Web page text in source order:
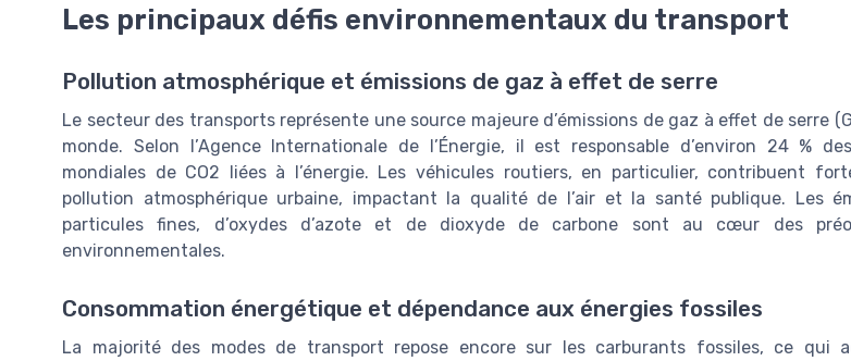
Les principaux défis environnementaux du transport
Pollution atmosphérique et émissions de gaz à effet de serre
Le secteur des transports représente une source majeure d’émissions de gaz à effet de serre
monde. Selon l’Agence Internationale de l’Énergie, il est responsable d’environ 24 %
mondiales de CO2 liées à l’énergie. Les véhicules routiers, en particulier, contribuent
pollution atmosphérique urbaine, impactant la qualité de l’air et la santé publique. Les
particules fines, d’oxydes d’azote et de dioxyde de carbone sont au cœur des
environnementales.
Consommation énergétique et dépendance aux énergies fossiles
La majorité des modes de transport repose encore sur les carburants fossiles, ce qui